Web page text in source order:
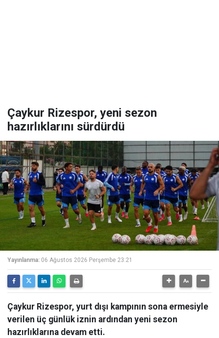
Çaykur Rizespor, yeni sezon
hazırlıklarını sürdürdü
Yayınlanma: 06 Ağustos 2026 Perşembe 23:21
Çaykur Rizespor, yurt dışı kampının sona ermesiyle
verilen üç günlük iznin ardından yeni sezon
hazırlıklarına devam etti.